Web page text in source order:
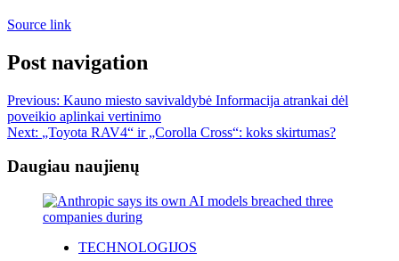
Source link
Post navigation
Previous: Kauno miesto savivaldybė Informacija atrankai dėl
poveikio aplinkai vertinimo
Next: „Toyota RAV4“ ir „Corolla Cross“: koks skirtumas?
Daugiau naujienų
TECHNOLOGIJOS